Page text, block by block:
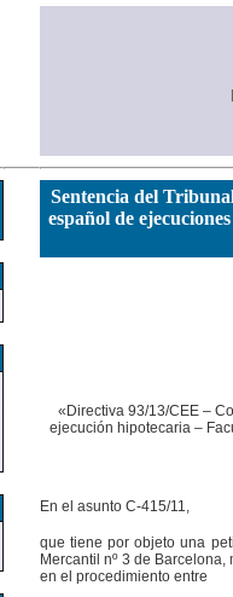
Sentencia del
español de
«Directiva 93/13/CEE –
ejecución hipotecaria –
En el asunto C‑415/11,
que tiene por objeto una
Mercantil nº 3 de
en el procedimiento entre